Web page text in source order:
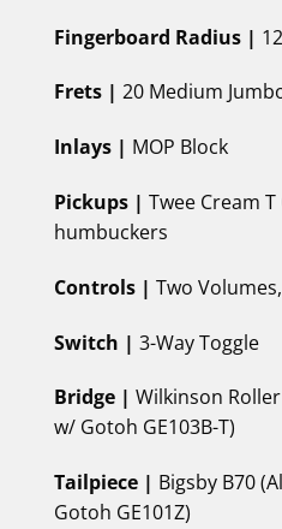
Fingerboard Radius |
Frets | 20 Medium
Inlays | MOP Block
Pickups | Twee Cream
humbuckers
Controls | Two
Switch | 3-Way Toggle
Bridge | Wilkinson
w/ Gotoh GE103B-T)
Tailpiece | Bigsby B70
Gotoh GE101Z)